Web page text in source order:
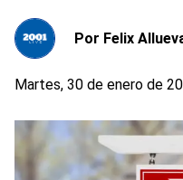
Por Felix
Martes, 30 de enero de